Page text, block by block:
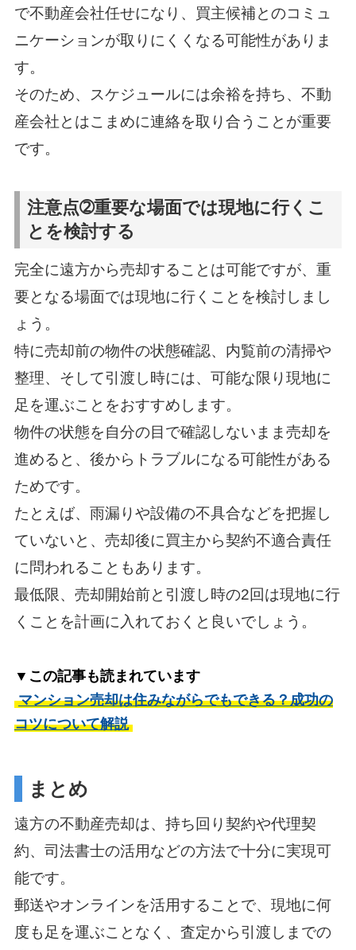
で不動産会社任せになり、買主候補とのコミュ
ニケーションが取りにくくなる可能性がありま
す。
そのため、スケジュールには余裕を持ち、不動
産会社とはこまめに連絡を取り合うことが重要
です。
注意点➁重要な場面では現地に行くこ
とを検討する
完全に遠方から売却することは可能ですが、重
要となる場面では現地に行くことを検討しまし
ょう。
特に売却前の物件の状態確認、内覧前の清掃や
整理、そして引渡し時には、可能な限り現地に
足を運ぶことをおすすめします。
物件の状態を自分の目で確認しないまま売却を
進めると、後からトラブルになる可能性がある
ためです。
たとえば、雨漏りや設備の不具合などを把握し
ていないと、売却後に買主から契約不適合責任
に問われることもあります。
最低限、売却開始前と引渡し時の2回は現地に行
くことを計画に入れておくと良いでしょう。
▼この記事も読まれています
マンション売却は住みながらでもできる？成功の
コツについて解説
まとめ
遠方の不動産売却は、持ち回り契約や代理契
約、司法書士の活用などの方法で十分に実現可
能です。
郵送やオンラインを活用することで、現地に何
度も足を運ぶことなく、査定から引渡しまでの